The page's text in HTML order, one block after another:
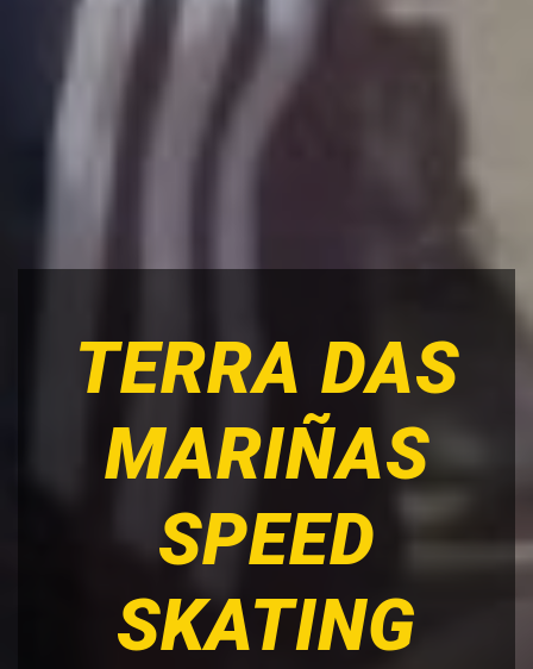
TERRA DAS
MARIÑAS
SPEED
SKATING